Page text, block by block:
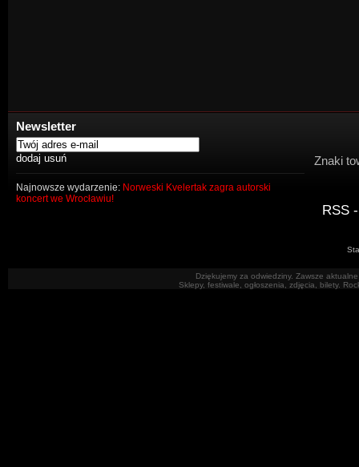
Newsletter
Najnowsze wydarzenie: Norweski Kvelertak zagra autorski
koncert we Wrocławiu!
Znaki
RSS
Dziękujemy za odwiedziny. Zawsze
Sklepy, festiwale, ogłoszenia, zdjęcia, bilety.